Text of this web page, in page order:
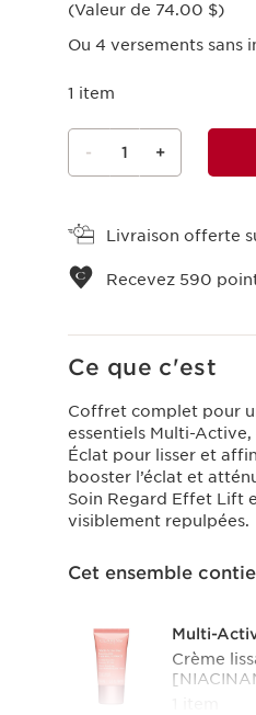
(Valeur de 74.00 $)
Ou 4 versements sans
1 item
- 1 +
Livraison offerte
Recevez 590
Ce que c'est
Coffret complet pour
essentiels Multi-
Éclat pour lisser et
booster l’éclat et
Soin Regard Effet Lift
visiblement repulpées.
Cet ensemble
Multi-
Crème